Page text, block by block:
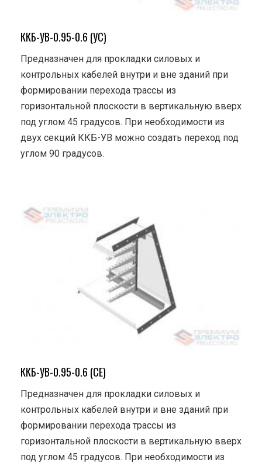
ККБ-УВ-0.95-0.6 (УС)
Предназначен для прокладки силовых и
контрольных кабелей внутри и вне зданий при
формировании перехода трассы из
горизонтальной плоскости в вертикальную вверх
под углом 45 градусов. При необходимости из
двух секций ККБ-УВ можно создать переход под
углом 90 градусов.
ККБ-УВ-0.95-0.6 (СЕ)
Предназначен для прокладки силовых и
контрольных кабелей внутри и вне зданий при
формировании перехода трассы из
горизонтальной плоскости в вертикальную вверх
под углом 45 градусов. При необходимости из